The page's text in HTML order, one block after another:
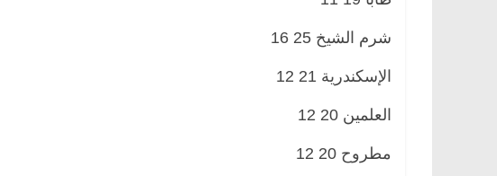
شرم الشيخ 25 16
الإسكندرية 21 12
العلمين 20 12
مطروح 20 12